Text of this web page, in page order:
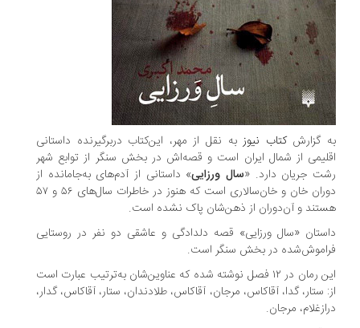
به گزارشکتاب نیوزبه نقل از مهر، این‌کتاب دربرگیرنده داستانی
اقلیمی از شمال ایران است و قصه‌اش در بخش سنگر از توابع شهر
رشت جریان دارد. «سال ورزایی» داستانی از آدم‌های به‌جامانده از
دوران خان و خان‌سالاری است که هنوز در خاطرات سال‌های ۵۶ و ۵۷
هستند و آن‌دوران از ذهن‌شان پاک نشده است.
داستان «سال ورزایی» قصه دلدادگی و عاشقی دو نفر در روستایی
فراموش‌شده در بخش سنگر است.
این‌ رمان در ۱۲ فصل نوشته شده که عناوین‌شان به‌ترتیب عبارت است
از: ستار، گدا، آقاکاس، مرجان، آقاکاس، طلادندان، ستار، آقاکاس، گدار،
درازغلام، مرجان.